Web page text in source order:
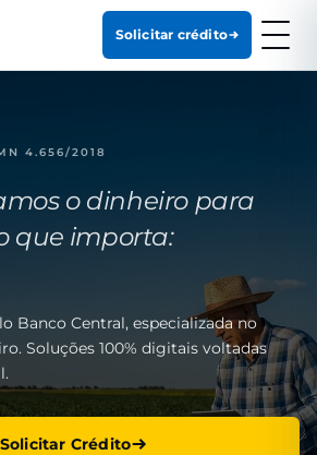
Solicitar crédito
4.656/2018
o dinheiro para
que importa:
Banco Central, especializada no
Soluções 100% digitais voltadas
Solicitar Crédito